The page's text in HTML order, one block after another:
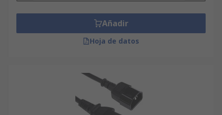
Añadir
Hoja de datos